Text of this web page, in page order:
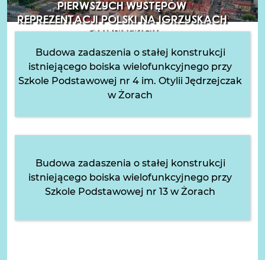
PIERWSZYCH WYSTĘPÓW
REPREZENTACJI POLSKI NA IGRZYSKACH
OLIMPIJSKICH
Budowa zadaszenia o stałej konstrukcji
istniejącego boiska wielofunkcyjnego przy
Szkole Podstawowej nr 4 im. Otylii Jędrzejczak
w Żorach
Budowa zadaszenia o stałej konstrukcji
istniejącego boiska wielofunkcyjnego przy
Szkole Podstawowej nr 13 w Żorach